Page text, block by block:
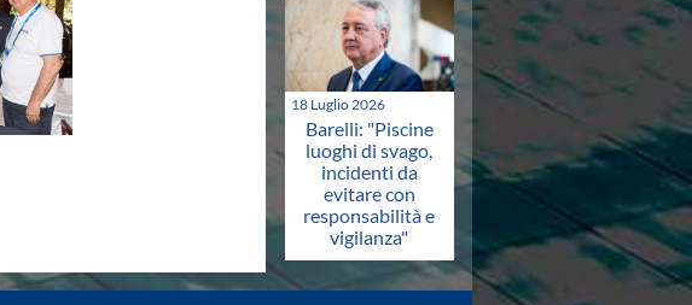
18 Luglio 2026
Barelli: "Piscine
luoghi di svago,
incidenti da
evitare con
responsabilità e
vigilanza"